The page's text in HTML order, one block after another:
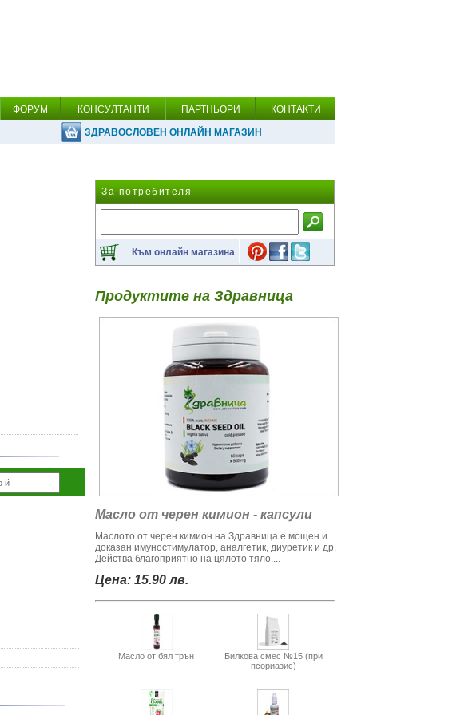
ФОРУМ КОНСУЛТАНТИ ПАРТНЬОРИ КОНТАКТИ
ЗДРАВОСЛОВЕН ОНЛАЙН МАГАЗИН
За потребителя
Към онлайн магазина
Продуктите на Здравница
Масло от черен кимион - капсули
Маслото от черен кимион на Здравница е мощен и
доказан имуностимулатор, аналгетик, диуретик и др.
Действа благоприятно на цялото тяло....
Цена: 15.90 лв.
Масло от бял трън
Билкова смес №15 (при
псориазис)